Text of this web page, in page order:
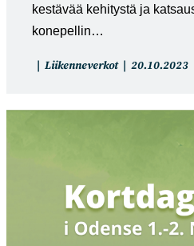
kestävää kehitystä ja
konepellin…
Artikkelin
Liikenneverkot
Artikkeli
20.10.2023